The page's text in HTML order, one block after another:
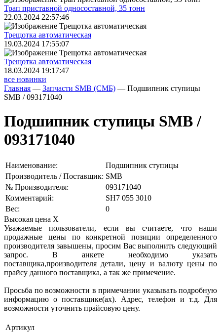
Трап приставной односоставной, 35 тонн
22.03.2024 22:57:46
Трещoтка автоматическая
19.03.2024 17:55:07
Трещoтка автоматическая
18.03.2024 19:17:47
все новинки
Главная — Запчасти SMB (СМБ) — Подшипник ступицы
SMB / 093171040
Подшипник ступицы SMB /
093171040
Наименование:
Подшипник ступицы
Производитель / Поставщик: SMB
№ Производителя:
093171040
Комментарий:
SH7 055 3010
Вес:
0
Высокая цена X
Уважаемые пользователи, если вы считаете, что наши
продажные цены по конкретной позиции определенного
производителя завышены, просим Вас выполнить следующий
запрос. В анкете необходимо указать
поставщика,производителя детали, цену и валюту цены по
прайсу данного поставщика, а так же примечение.
Просьба по возможности в примечании указывать подробную
информацию о поставщике(ах). Адрес, телефон и т.д. Для
возможности уточнить прайсовую цену.
Артикул